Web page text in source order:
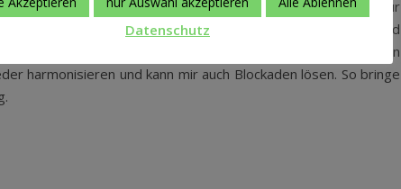
möchte ich dir zeigen, dass Shiatsu für mich viel mehr als nur
Weg vom Kopf zum Bauch, nicht nur darum geht, in gut und
sondern dass es lediglich auch einfach „ordnen“ sein
harmonisieren und kann mir auch Blockaden lösen. So bringe
Datenschutz